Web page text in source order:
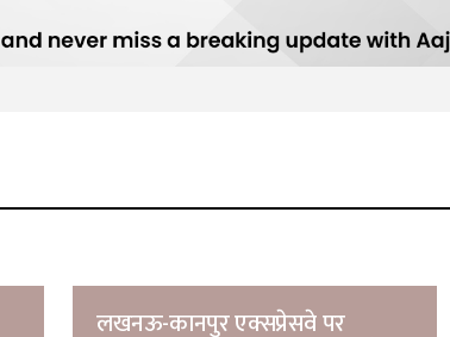
लखनऊ-कानपुर एक्सप्रेसवे पर